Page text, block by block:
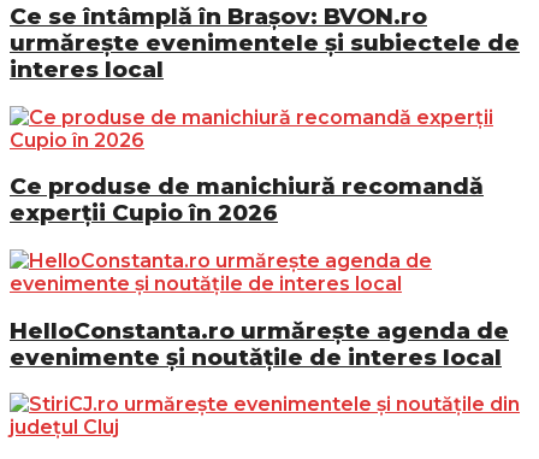
Ce se întâmplă în Brașov: BVON.ro
urmărește evenimentele și subiectele de
interes local
Ce produse de manichiură recomandă
experții Cupio în 2026
HelloConstanta.ro urmărește agenda de
evenimente și noutățile de interes local